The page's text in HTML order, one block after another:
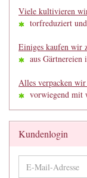
Viele kultivieren
torfreduziert
Einiges kaufen wir
aus
Alles verpacken wir
vorwiegend mit
Kundenlogin
E-